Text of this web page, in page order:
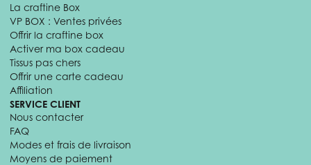
La craftine Box
VP BOX : Ventes privées
Offrir la craftine box
Activer ma box cadeau
Tissus pas chers
Offrir une carte cadeau
Affiliation
SERVICE CLIENT
Nous contacter
FAQ
Modes et frais de livraison
Moyens de paiement